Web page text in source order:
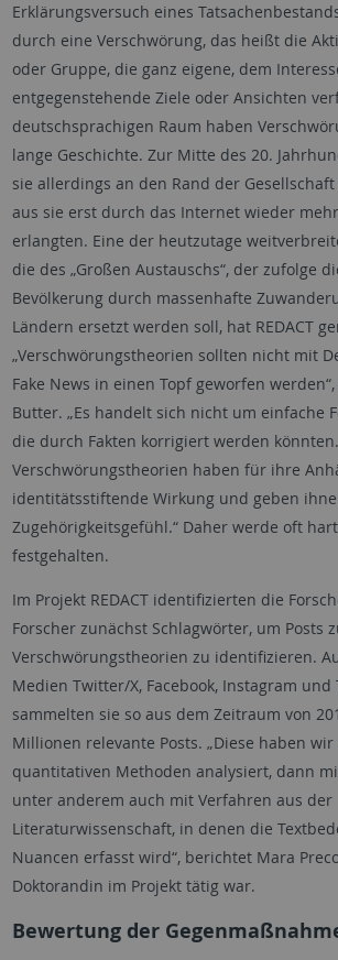
Erklärungsversuch eines
durch eine Verschwörung, das heißt die
oder Gruppe, die ganz eigene, dem
entgegenstehende Ziele oder Ansichten
deutschsprachigen Raum haben
lange Geschichte. Zur Mitte des 20.
sie allerdings an den Rand der
aus sie erst durch das Internet wieder
erlangten. Eine der heutzutage
die des „Großen Austauschs“, der zufolge
Bevölkerung durch massenhafte
Ländern ersetzt werden soll, hat REDACT
„Verschwörungstheorien sollten nicht mit
Fake News in einen Topf geworfen
Butter. „Es handelt sich nicht um einfache
die durch Fakten korrigiert werden könnten.
Verschwörungstheorien haben für ihre
identitätsstiftende Wirkung und geben
Zugehörigkeitsgefühl.“ Daher werde oft
festgehalten.
Im Projekt REDACT identifizierten die
Forscher zunächst Schlagwörter, um Posts
Verschwörungstheorien zu identifizieren.
Medien Twitter/X, Facebook, Instagram und
sammelten sie so aus dem Zeitraum von
Millionen relevante Posts. „Diese haben
quantitativen Methoden analysiert, dann
unter anderem auch mit Verfahren aus der
Literaturwissenschaft, in denen die
Nuancen erfasst wird“, berichtet Mara
Doktorandin im Projekt tätig war.
Bewertung der